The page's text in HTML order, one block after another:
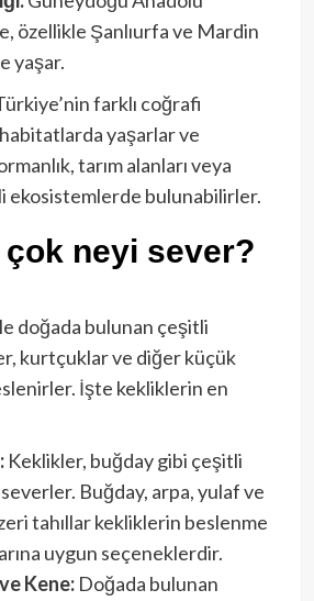
özellikle Şanlıurfa ve Mardin
yaşar.
farklı coğrafi
yaşarlar ve
tarım alanları veya
ekosistemlerde bulunabilirler.
neyi sever?
doğada bulunan çeşitli
kurtçuklar ve diğer küçük
İşte kekliklerin en
Keklikler, buğday gibi çeşitli
Buğday, arpa, yulaf ve
tahıllar kekliklerin beslenme
uygun seçeneklerdir.
Kene:Doğada bulunan